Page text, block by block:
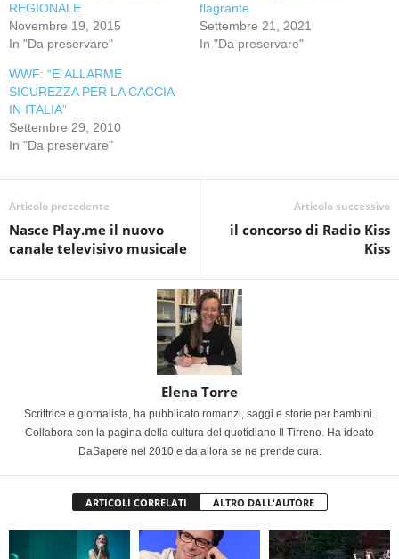
REGIONALE
Novembre 19, 2015
In "Da preservare"
flagrante
Settembre 21, 2021
In "Da preservare"
WWF: “E’ ALLARME
SICUREZZA PER LA CACCIA
IN ITALIA”
Settembre 29, 2010
In "Da preservare"
Articolo precedente
Nasce Play.me il nuovo
canale televisivo musicale
Articolo successivo
il concorso di Radio Kiss
Kiss
Elena Torre
Scrittrice e giornalista, ha pubblicato romanzi, saggi e storie per bambini.
Collabora con la pagina della cultura del quotidiano Il Tirreno. Ha ideato
DaSapere nel 2010 e da allora se ne prende cura.
ARTICOLI CORRELATI ALTRO DALL'AUTORE